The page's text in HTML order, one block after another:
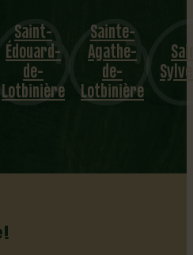
Saint-
Édouard-
de-
Lotbinière
Sainte-
Agathe-
de-
Lotbinière